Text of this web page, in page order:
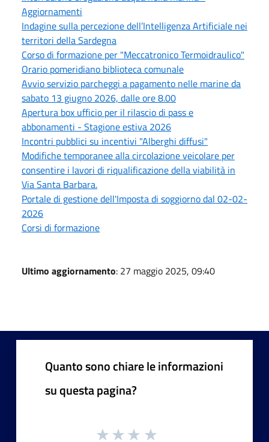
Aggiornamenti
Indagine sulla percezione dell’Intelligenza Artificiale nei
territori della Sardegna
Corso di formazione per "Meccatronico Termoidraulico"
Orario pomeridiano biblioteca comunale
Avvio servizio parcheggi a pagamento nelle marine da
sabato 13 giugno 2026, dalle ore 8.00
Apertura box ufficio per il rilascio di pass e
abbonamenti - Stagione estiva 2026
Incontri pubblici su incentivi "Alberghi diffusi"
Modifiche temporanee alla circolazione veicolare per
consentire i lavori di riqualificazione della viabilità in
Via Santa Barbara.
Portale di gestione dell'Imposta di soggiorno dal 02-02-
2026
Corsi di formazione
Ultimo aggiornamento: 27 maggio 2025, 09:40
Quanto sono chiare le informazioni
su questa pagina?